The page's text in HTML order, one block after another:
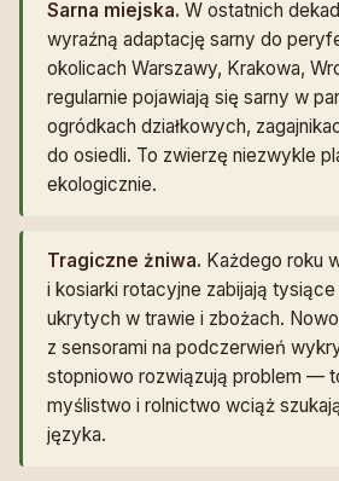
Sarna miejska. W ostatnich
wyraźną adaptację sarny do
okolicach Warszawy, Krakowa,
regularnie pojawiają się sarny w
ogródkach działkowych,
do osiedli. To zwierzę niezwykle
ekologicznie.
Tragiczne żniwa. Każdego roku
i kosiarki rotacyjne zabijają
ukrytych w trawie i zbożach.
z sensorami na podczerwień
stopniowo rozwiązują problem —
myślistwo i rolnictwo wciąż
języka.